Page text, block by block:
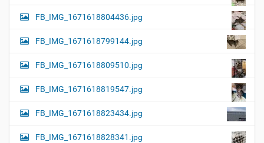
FB_IMG_1671618804436.jpg
FB_IMG_1671618799144.jpg
FB_IMG_1671618809510.jpg
FB_IMG_1671618819547.jpg
FB_IMG_1671618823434.jpg
FB_IMG_1671618828341.jpg